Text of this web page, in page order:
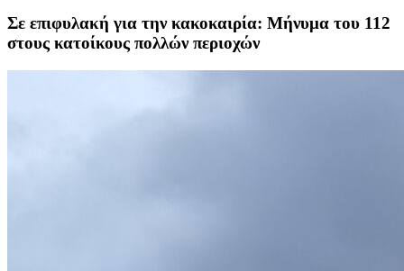
Σε επιφυλακή για την κακοκαιρία: Μήνυμα του 112
στους κατοίκους πολλών περιοχών